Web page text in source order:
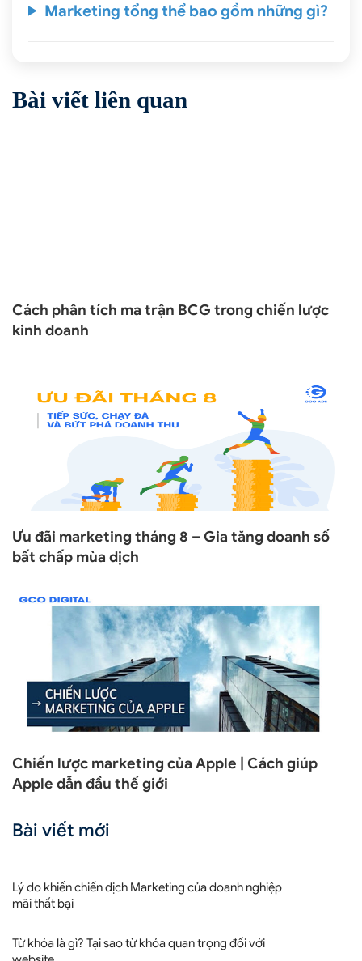
Marketing tổng thể bao gồm những gì?
Bài viết liên quan
Cách phân tích ma trận BCG trong chiến lược
kinh doanh
Ưu đãi marketing tháng 8 – Gia tăng doanh số
bất chấp mùa dịch
Chiến lược marketing của Apple | Cách giúp
Apple dẫn đầu thế giới
Bài viết mới
Lý do khiến chiến dịch Marketing của doanh nghiệp
mãi thất bại
Từ khóa là gì? Tại sao từ khóa quan trọng đối với